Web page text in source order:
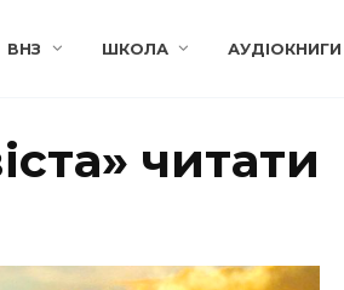
ВНЗ ШКОЛА АУДІОКНИГИ
читати